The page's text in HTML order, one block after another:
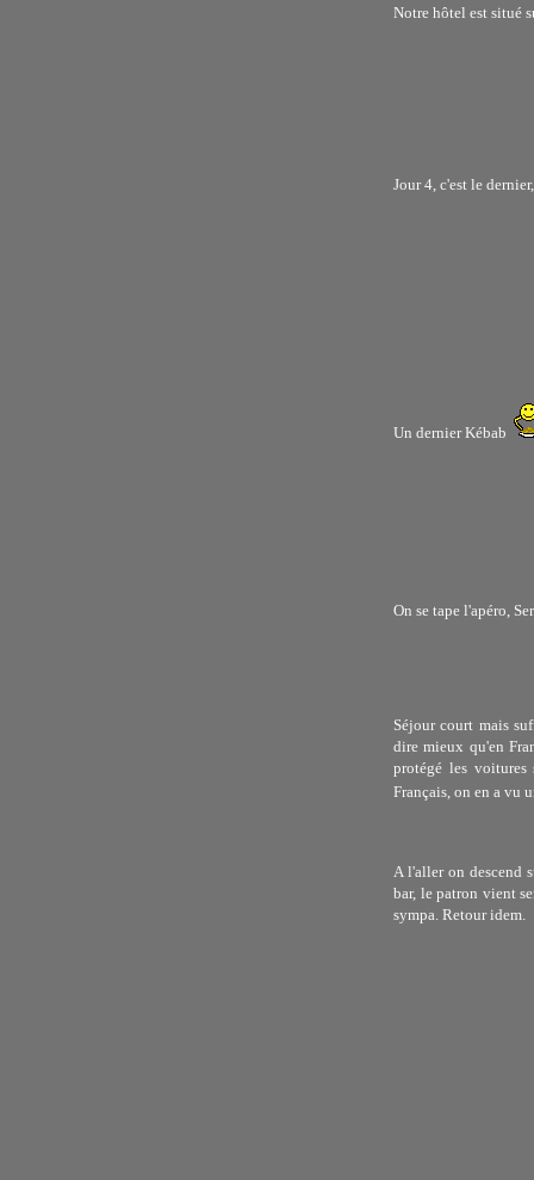
Notre hôtel est situé
Jour 4, c'est le
Un dernier Kébab
On se tape l'apéro,
Séjour court mais
dire mieux qu'en
protégé les voitures
Français, on en a vu
A l'aller on descend
bar, le patron vient
sympa. Retour idem.